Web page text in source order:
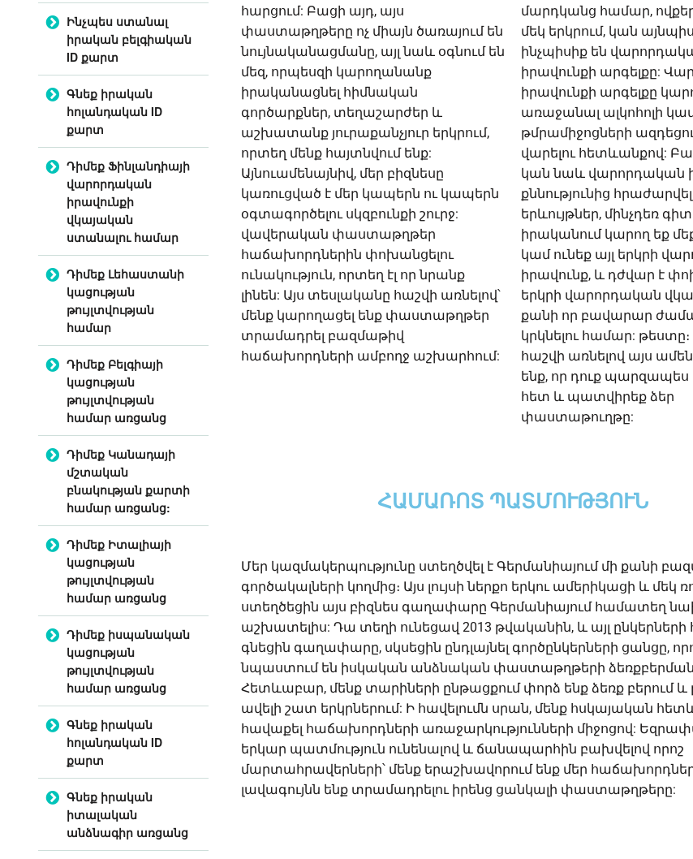
հարցում: Բացի այդ, այս
փաստաթղթերը ոչ միայն ծառայում են
նույնականացմանը, այլ նաև օգնում են
մեզ, որպեսզի կարողանանք
իրականացնել հիմնական
գործարքներ, տեղաշարժեր և
աշխատանք յուրաքանչյուր երկրում,
որտեղ մենք հայտնվում ենք:
Այնուամենայնիվ, մեր բիզնեսը
կառուցված է մեր կապերն ու կապերն
օգտագործելու սկզբունքի շուրջ:
վավերական փաստաթղթեր
հաճախորդներին փոխանցելու
ունակություն, որտեղ էլ որ նրանք
լինեն: Այս տեսլականը հաշվի առնելով՝
մենք կարողացել ենք փաստաթղթեր
տրամադրել բազմաթիվ
հաճախորդների ամբողջ աշխարհում:
մարդկանց համար, ովքեր
մեկ երկրում, կան
ինչպիսիք են
իրավունքի արգելքը:
իրավունքի արգելքը
առաջանալ ալկոհոլի
թմրամիջոցների
վարելու հետևանքով:
կան նաև վարորդական
քննությունից
երևույթներ, մինչդեռ
իրականում կարող եք
կամ ունեք այլ երկրի
իրավունք, և դժվար է
երկրի վարորդական
քանի որ բավարար
կրկնելու համար: թեստը։
հաշվի առնելով այս
ենք, որ դուք
հետ և պատվիրեք ձեր
փաստաթուղթը:
ՀԱՄԱՌՈՏ ՊԱՏՄՈՒԹՅՈՒՆ
Մեր կազմակերպությունը ստեղծվել է Գերմանիայում մի քանի
գործակալների կողմից։ Այս լույսի ներքո երկու ամերիկացի և մեկ
ստեղծեցին այս բիզնես գաղափարը Գերմանիայում համատեղ
աշխատելիս: Դա տեղի ունեցավ 2013 թվականին, և այլ ընկերների
գնեցին գաղափարը, սկսեցին ընդլայնել գործընկերների ցանցը,
նպաստում են իսկական անձնական փաստաթղթերի
Հետևաբար, մենք տարիների ընթացքում փորձ ենք ձեռք բերում և
ավելի շատ երկրներում: Ի հավելումն սրան, մենք հսկայական
հավաքել հաճախորդների առաջարկությունների միջոցով:
երկար պատմություն ունենալով և ճանապարհին բախվելով որոշ
մարտահրավերների՝ մենք երաշխավորում ենք մեր
լավագույնն ենք տրամադրելու իրենց ցանկալի փաստաթղթերը:
Ինչպես ստանալ
իրական բելգիական
ID քարտ
Գնեք իրական
հոլանդական ID
քարտ
Դիմեք Ֆինլանդիայի
վարորդական
իրավունքի
վկայական
ստանալու համար
Դիմեք Լեհաստանի
կացության
թույլտվության
համար
Դիմեք Բելգիայի
կացության
թույլտվության
համար առցանց
Դիմեք Կանադայի
մշտական
բնակության քարտի
համար առցանց:
Դիմեք Իտալիայի
կացության
թույլտվության
համար առցանց
Դիմեք իսպանական
կացության
թույլտվության
համար առցանց
Գնեք իրական
հոլանդական ID
քարտ
Գնեք իրական
իտալական
անձնագիր առցանց